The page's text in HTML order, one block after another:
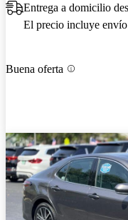
Entrega a domicilio
El precio incluye
Buena oferta